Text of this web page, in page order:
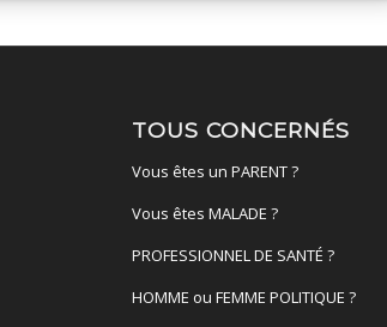
TOUS CONCERNÉS
Vous êtes un PARENT ?
Vous êtes MALADE ?
PROFESSIONNEL DE SANTÉ ?
HOMME ou FEMME POLITIQUE ?